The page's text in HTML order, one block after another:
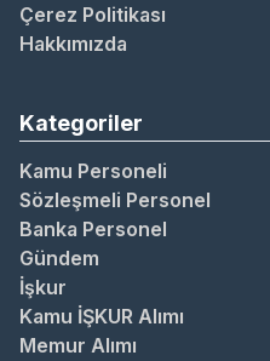
Çerez Politikası
Hakkımızda
Kategoriler
Kamu Personeli
Sözleşmeli Personel
Banka Personel
Gündem
İşkur
Kamu İŞKUR Alımı
Memur Alımı